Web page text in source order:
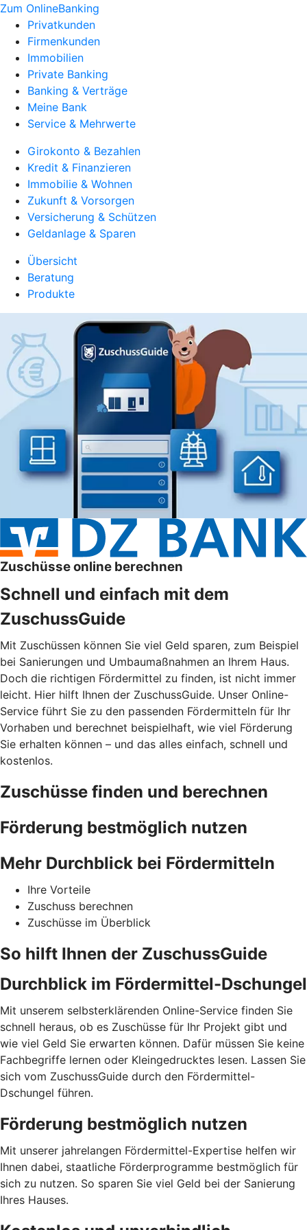
Zum OnlineBanking
Privatkunden
Firmenkunden
Immobilien
Private Banking
Banking & Verträge
Meine Bank
Service & Mehrwerte
Girokonto & Bezahlen
Kredit & Finanzieren
Immobilie & Wohnen
Zukunft & Vorsorgen
Versicherung & Schützen
Geldanlage & Sparen
Übersicht
Beratung
Produkte
Zuschüsse online berechnen
Schnell und einfach mit dem
ZuschussGuide
Mit Zuschüssen können Sie viel Geld sparen, zum Beispiel
bei Sanierungen und Umbaumaßnahmen an Ihrem Haus.
Doch die richtigen Fördermittel zu finden, ist nicht immer
leicht. Hier hilft Ihnen der ZuschussGuide. Unser Online-
Service führt Sie zu den passenden Fördermitteln für Ihr
Vorhaben und berechnet beispielhaft, wie viel Förderung
Sie erhalten können – und das alles einfach, schnell und
kostenlos.
Zuschüsse finden und berechnen
Förderung bestmöglich nutzen
Mehr Durchblick bei Fördermitteln
Ihre Vorteile
Zuschuss berechnen
Zuschüsse im Überblick
So hilft Ihnen der ZuschussGuide
Durchblick im Fördermittel-Dschungel
Mit unserem selbsterklärenden Online-Service finden Sie
schnell heraus, ob es Zuschüsse für Ihr Projekt gibt und
wie viel Geld Sie erwarten können. Dafür müssen Sie keine
Fachbegriffe lernen oder Kleingedrucktes lesen. Lassen Sie
sich vom ZuschussGuide durch den Fördermittel-
Dschungel führen.
Förderung bestmöglich nutzen
Mit unserer jahrelangen Fördermittel-Expertise helfen wir
Ihnen dabei, staatliche Förderprogramme bestmöglich für
sich zu nutzen. So sparen Sie viel Geld bei der Sanierung
Ihres Hauses.